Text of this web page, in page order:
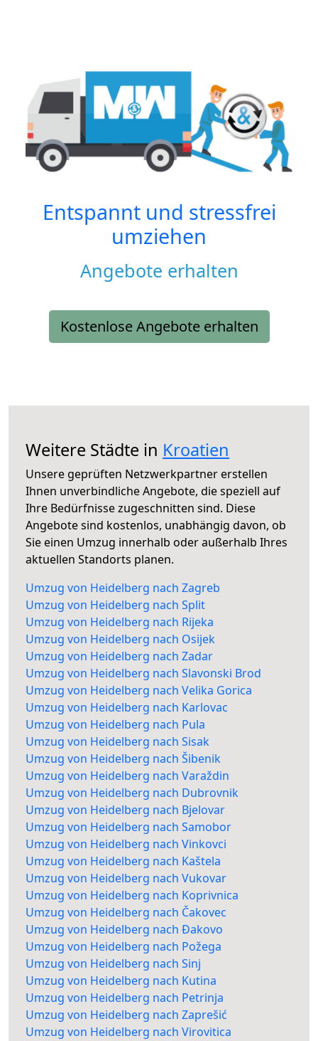
Entspannt und stressfrei
umziehen
Angebote erhalten
Kostenlose Angebote erhalten
Weitere Städte in Kroatien
Unsere geprüften Netzwerkpartner erstellen
Ihnen unverbindliche Angebote, die speziell auf
Ihre Bedürfnisse zugeschnitten sind. Diese
Angebote sind kostenlos, unabhängig davon, ob
Sie einen Umzug innerhalb oder außerhalb Ihres
aktuellen Standorts planen.
Umzug von Heidelberg nach Zagreb
Umzug von Heidelberg nach Split
Umzug von Heidelberg nach Rijeka
Umzug von Heidelberg nach Osijek
Umzug von Heidelberg nach Zadar
Umzug von Heidelberg nach Slavonski Brod
Umzug von Heidelberg nach Velika Gorica
Umzug von Heidelberg nach Karlovac
Umzug von Heidelberg nach Pula
Umzug von Heidelberg nach Sisak
Umzug von Heidelberg nach Šibenik
Umzug von Heidelberg nach Varaždin
Umzug von Heidelberg nach Dubrovnik
Umzug von Heidelberg nach Bjelovar
Umzug von Heidelberg nach Samobor
Umzug von Heidelberg nach Vinkovci
Umzug von Heidelberg nach Kaštela
Umzug von Heidelberg nach Vukovar
Umzug von Heidelberg nach Koprivnica
Umzug von Heidelberg nach Čakovec
Umzug von Heidelberg nach Đakovo
Umzug von Heidelberg nach Požega
Umzug von Heidelberg nach Sinj
Umzug von Heidelberg nach Kutina
Umzug von Heidelberg nach Petrinja
Umzug von Heidelberg nach Zaprešić
Umzug von Heidelberg nach Virovitica